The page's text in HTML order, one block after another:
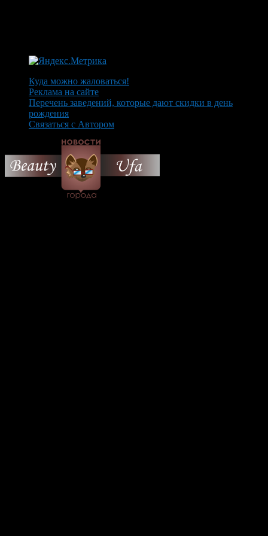
Куда можно жаловаться!
Реклама на сайте
Перечень заведений, которые дают скидки в день
рождения
Связаться с Автором